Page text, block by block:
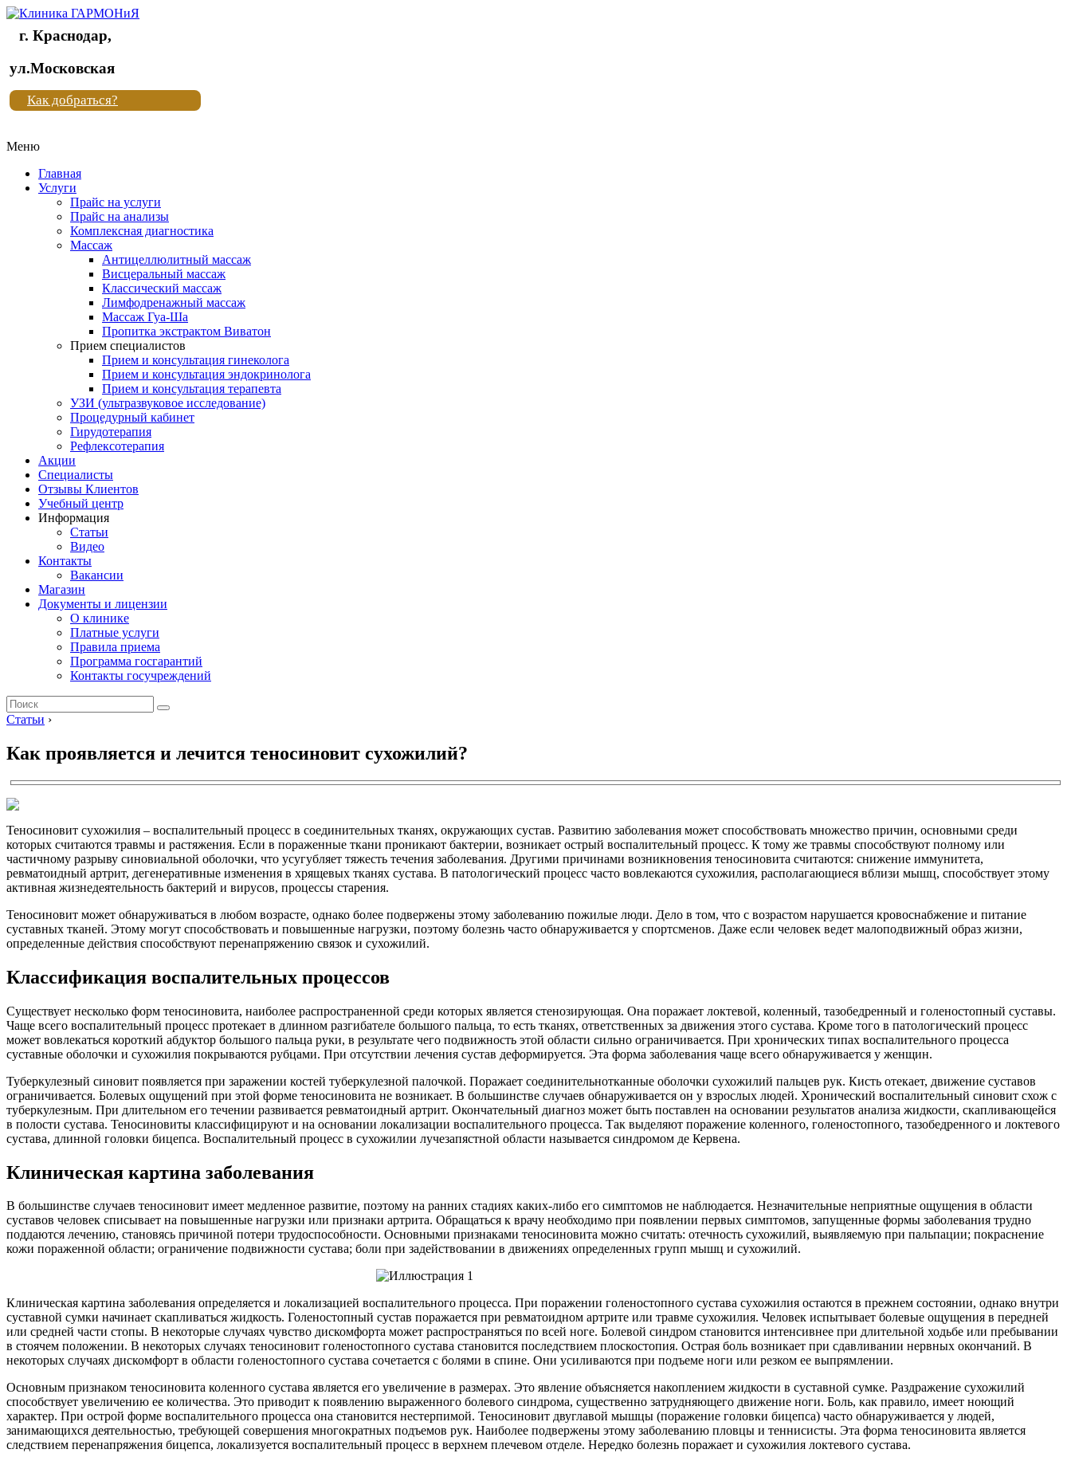
Клиника
"Новая
жизнь"
Клиника
жизнь"
г. Краснодар,
ул.Московская
Как добраться?
Меню
Главная
Услуги
Прайс на услуги
Прайс на анализы
Комплексная диагностика
Массаж
Антицеллюлитный массаж
Висцеральный массаж
Классический массаж
Лимфодренажный массаж
Массаж Гуа-Ша
Пропитка экстрактом Виватон
Прием специалистов
Прием и консультация гинеколога
Прием и консультация эндокринолога
Прием и консультация терапевта
УЗИ (ультразвуковое исследование)
Процедурный кабинет
Гирудотерапия
Рефлексотерапия
Акции
Специалисты
Отзывы Клиентов
Учебный центр
Информация
Статьи
Видео
Контакты
Вакансии
Магазин
Документы и лицензии
О клинике
Платные услуги
Правила приема
Программа госгарантий
Контакты госучреждений
Статьи ›
Как проявляется и лечится теносиновит сухожилий?
Теносиновит сухожилия – воспалительный процесс в соединительных тканях, окружающих сустав. Развитию заболевания может способствовать множество причин, основными среди
которых считаются травмы и растяжения. Если в пораженные ткани проникают бактерии, возникает острый воспалительный процесс. К тому же травмы способствуют полному или
частичному разрыву синовиальной оболочки, что усугубляет тяжесть течения заболевания. Другими причинами возникновения теносиновита считаются: снижение иммунитета,
ревматоидный артрит, дегенеративные изменения в хрящевых тканях сустава. В патологический процесс часто вовлекаются сухожилия, располагающиеся вблизи мышц, способствует этому
активная жизнедеятельность бактерий и вирусов, процессы старения.
Теносиновит может обнаруживаться в любом возрасте, однако более подвержены этому заболеванию пожилые люди. Дело в том, что с возрастом нарушается кровоснабжение и питание
суставных тканей. Этому могут способствовать и повышенные нагрузки, поэтому болезнь часто обнаруживается у спортсменов. Даже если человек ведет малоподвижный образ жизни,
определенные действия способствуют перенапряжению связок и сухожилий.
Классификация воспалительных процессов
Существует несколько форм теносиновита, наиболее распространенной среди которых является стенозирующая. Она поражает локтевой, коленный, тазобедренный и голеностопный суставы.
Чаще всего воспалительный процесс протекает в длинном разгибателе большого пальца, то есть тканях, ответственных за движения этого сустава. Кроме того в патологический процесс
может вовлекаться короткий абдуктор большого пальца руки, в результате чего подвижность этой области сильно ограничивается. При хронических типах воспалительного процесса
суставные оболочки и сухожилия покрываются рубцами. При отсутствии лечения сустав деформируется. Эта форма заболевания чаще всего обнаруживается у женщин.
Туберкулезный синовит появляется при заражении костей туберкулезной палочкой. Поражает соединительнотканные оболочки сухожилий пальцев рук. Кисть отекает, движение суставов
ограничивается. Болевых ощущений при этой форме теносиновита не возникает. В большинстве случаев обнаруживается он у взрослых людей. Хронический воспалительный синовит схож с
туберкулезным. При длительном его течении развивается ревматоидный артрит. Окончательный диагноз может быть поставлен на основании результатов анализа жидкости, скапливающейся
в полости сустава. Теносиновиты классифицируют и на основании локализации воспалительного процесса. Так выделяют поражение коленного, голеностопного, тазобедренного и локтевого
сустава, длинной головки бицепса. Воспалительный процесс в сухожилии лучезапястной области называется синдромом де Кервена.
Клиническая картина заболевания
В большинстве случаев теносиновит имеет медленное развитие, поэтому на ранних стадиях каких-либо его симптомов не наблюдается. Незначительные неприятные ощущения в области
суставов человек списывает на повышенные нагрузки или признаки артрита. Обращаться к врачу необходимо при появлении первых симптомов, запущенные формы заболевания трудно
поддаются лечению, становясь причиной потери трудоспособности. Основными признаками теносиновита можно считать: отечность сухожилий, выявляемую при пальпации; покраснение
кожи пораженной области; ограничение подвижности сустава; боли при задействовании в движениях определенных групп мышц и сухожилий.
Клиническая картина заболевания определяется и локализацией воспалительного процесса. При поражении голеностопного сустава сухожилия остаются в прежнем состоянии, однако внутри
суставной сумки начинает скапливаться жидкость. Голеностопный сустав поражается при ревматоидном артрите или травме сухожилия. Человек испытывает болевые ощущения в передней
или средней части стопы. В некоторые случаях чувство дискомфорта может распространяться по всей ноге. Болевой синдром становится интенсивнее при длительной ходьбе или пребывании
в стоячем положении. В некоторых случаях теносиновит голеностопного сустава становится последствием плоскостопия. Острая боль возникает при сдавливании нервных окончаний. В
некоторых случаях дискомфорт в области голеностопного сустава сочетается с болями в спине. Они усиливаются при подъеме ноги или резком ее выпрямлении.
Основным признаком теносиновита коленного сустава является его увеличение в размерах. Это явление объясняется накоплением жидкости в суставной сумке. Раздражение сухожилий
способствует увеличению ее количества. Это приводит к появлению выраженного болевого синдрома, существенно затрудняющего движение ноги. Боль, как правило, имеет ноющий
характер. При острой форме воспалительного процесса она становится нестерпимой. Теносиновит двуглавой мышцы (поражение головки бицепса) часто обнаруживается у людей,
занимающихся деятельностью, требующей совершения многократных подъемов рук. Наиболее подвержены этому заболеванию пловцы и теннисисты. Эта форма теносиновита является
следствием перенапряжения бицепса, локализуется воспалительный процесс в верхнем плечевом отделе. Нередко болезнь поражает и сухожилия локтевого сустава.